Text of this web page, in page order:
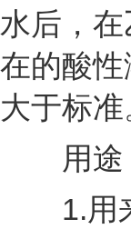
水后，
在的酸
大于标准
用途
1.用来